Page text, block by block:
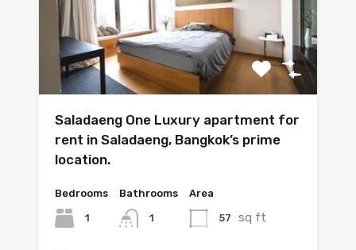
Saladaeng One Luxury apartment for
rent in Saladaeng, Bangkok’s prime
location.
Bedrooms
1
Bathrooms
1
Area
57 sq ft